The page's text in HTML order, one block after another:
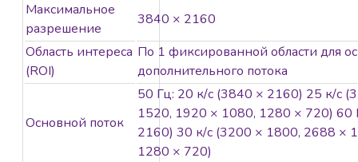
Высокое
качество
изображения с
разрешением 8
Моторизированный
вариофокальный
Максимальное
разрешение
3840 × 2160
Область интереса
(ROI)
По 1 фиксированной области для
дополнительного потока
Основной поток
50 Гц: 20 к/с (3840 × 2160) 25 к/с
1520, 1920 × 1080, 1280 × 720) 60
2160) 30 к/с (3200 × 1800, 2688 ×
1280 × 720)